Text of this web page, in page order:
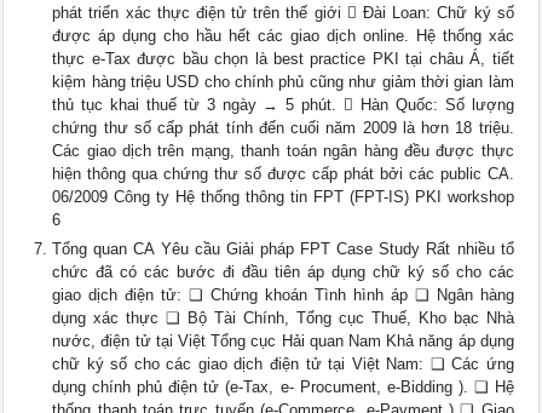
phát triển xác thực điện tử trên thế giới  Đài Loan: Chữ ký số
được áp dụng cho hầu hết các giao dịch online. Hệ thống xác
thực e-Tax được bầu chọn là best practice PKI tại châu Á, tiết
kiệm hàng triệu USD cho chính phủ cũng như giảm thời gian làm
thủ tục khai thuế từ 3 ngày → 5 phút.  Hàn Quốc: Số lượng
chứng thư số cấp phát tính đến cuối năm 2009 là hơn 18 triệu.
Các giao dịch trên mạng, thanh toán ngân hàng đều được thực
hiện thông qua chứng thư số được cấp phát bởi các public CA.
06/2009 Công ty Hệ thống thông tin FPT (FPT-IS) PKI workshop
6
Tổng quan CA Yêu cầu Giải pháp FPT Case Study Rất nhiều tổ
chức đã có các bước đi đầu tiên áp dụng chữ ký số cho các
giao dịch điện tử: ❑ Chứng khoán Tình hình áp ❑ Ngân hàng
dụng xác thực ❑ Bộ Tài Chính, Tổng cục Thuế, Kho bạc Nhà
nước, điện tử tại Việt Tổng cục Hải quan Nam Khả năng áp dụng
chữ ký số cho các giao dịch điện tử tại Việt Nam: ❑ Các ứng
dụng chính phủ điện tử (e-Tax, e- Procument, e-Bidding ). ❑ Hệ